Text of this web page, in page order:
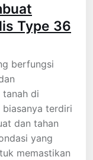
Type 36
berfungsi
tanah di
biasanya terdiri
dan tahan
yang
memastikan